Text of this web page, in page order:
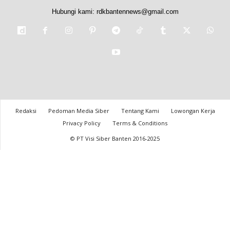
Hubungi kami: rdkbantennews@gmail.com
Redaksi Pedoman Media Siber Tentang Kami
Lowongan Kerja
Privacy Policy
Terms & Conditions
© PT Visi Siber Banten 2016-2025